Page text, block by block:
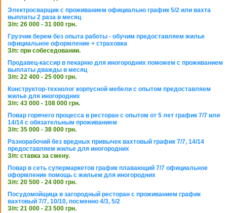
Электросварщик с проживанием официально график 5/2 или вахта
выплаты 2 раза в месяц
З/п: 26 000 - 31 000 грн.
Грузчик берем без опыта работы - обучим предоставляем жилье
официальное оформление + страховка
З/п: при собеседовании.
Продавец-кассир в пекарню для иногородних поможем с проживанием
выплаты дважды в месяц
З/п: 22 400 - 25 000 грн.
Конструктор-технолог корпусной мебели с опытом предоставляем
жилье для иногородних
З/п: 43 000 - 108 000 грн.
Повар горячего процесса в ресторан с опытом от 5 лет график 7/7 или
14/14 с обязательным проживанием
З/п: 35 000 - 38 000 грн.
Разнорабочий без вредных привычек вахтовый график 7/7, 14/14
предоставляем жилье для иногородних
З/п: ставка за смену.
Повар в сеть супермаркетов график плавающий 7/7 официальное
оформление помощь с жильем для иногородних
З/п: 20 500 - 24 000 грн.
Посудомойщица в загородный ресторан с проживанием график
вахтовый 7/7, 10/10, посменно 4/3, 5/2
З/п: 21 000 - 23 500 грн.